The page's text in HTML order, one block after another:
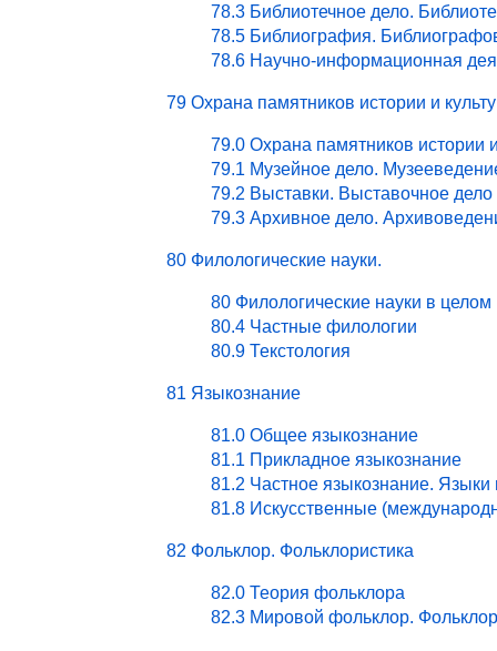
78.3 Библиотечное дело.
78.5 Библиография.
78.6 Научно-информационная
79 Охрана памятников истории и
79.0 Охрана памятников истории
79.1 Музейное дело.
79.2 Выставки. Выставочное дело
79.3 Архивное дело.
80 Филологические науки.
80 Филологические науки в целом
80.4 Частные филологии
80.9 Текстология
81 Языкознание
81.0 Общее языкознание
81.1 Прикладное языкознание
81.2 Частное языкознание. Языки
81.8 Искусственные
82 Фольклор. Фольклористика
82.0 Теория фольклора
82.3 Мировой фольклор.